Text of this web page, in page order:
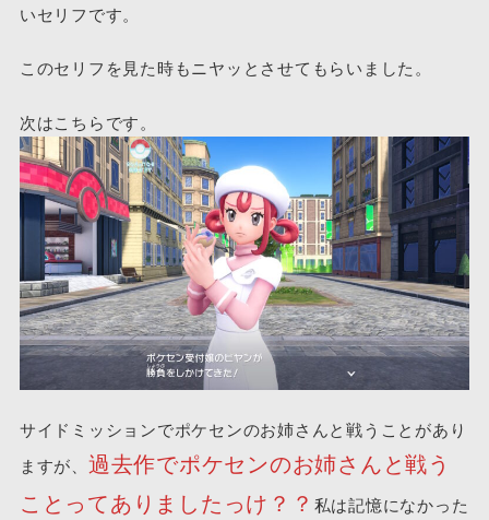
いセリフです。
このセリフを見た時もニヤッとさせてもらいました。
次はこちらです。
サイドミッションでポケセンのお姉さんと戦うことがあり
ますが、 過去作でポケセンのお姉さんと戦う
ことってありましたっけ？？ 私は記憶になかった